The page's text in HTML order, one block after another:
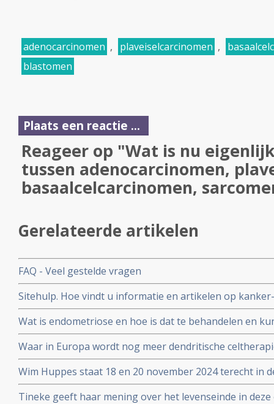
adenocarcinomen , plaveiselcarcinomen ,
blastomen
Plaats een reactie ...
Reageer op "Wat is nu
tussen adenocarcinomen,
basaalcelcarcinomen,
Gerelateerde artikelen
FAQ - Veel gestelde vragen
Sitehulp. Hoe vindt u informatie en artikelen op
Wat is endometriose en hoe is dat te behandelen en
Waar in Europa wordt nog meer dendritische
adressen
Wim Huppes staat 18 en 20 november 2024 terecht in
nabestaanden en 1 overlevende hem hebben
Tineke geeft haar mening over het levenseinde in